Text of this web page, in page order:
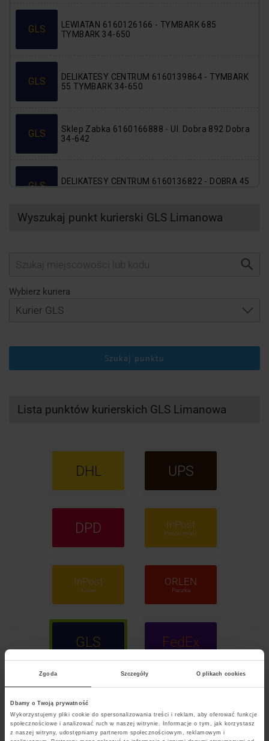
Zgoda Szczegóły O plikach cookies
Dbamy o Twoją prywatność
Wykorzystujemy pliki cookie do spersonalizowania treści i reklam, aby oferować funkcje
społecznościowe i analizować ruch w naszej witrynie. Informacje o tym, jak korzystasz
z naszej witryny, udostępniamy partnerom społecznościowym, reklamowym i
Wyszukaj punkt kurierski GLS Limanowa
Wybierz kuriera
Szukaj punktu
Lista punktów kurierskich GLS Limanowa
DHL UPS
DPD InPost
Paczkomaty
InPost
Kurier
ORLEN
Paczka
GLS FedEx